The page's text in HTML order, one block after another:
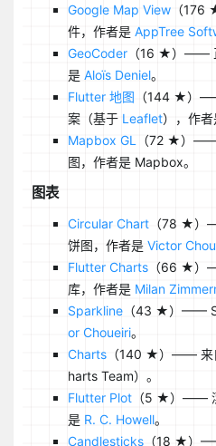
Google Map View （
件，作者是 AppTree
GeoCoder （16 ★）——
是 Aloïs Deniel。
Flutter 地图 （144 ★）
案（基于 Leaflet），作者
Mapbox GL
（72 ★）——
图，作者是 Mapbox。
图表
Circular Chart （78 ★）
饼图，作者是 Victor
Flutter Charts （66 ★）
库，作者是 Milan
Sparkline （43 ★）——
or Choueiri。
Charts （140 ★）—— 来
harts Team）。
Flutter Plot （5 ★）——
是 R. C. Howell。
Candlesticks （18 ★）